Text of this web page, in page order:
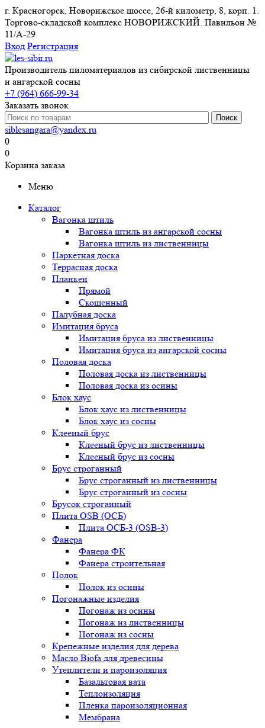
г. Красногорск, Новорижское шоссе, 26-й километр, 8, корп. 1.
Торгово-складской комплекс НОВОРИЖСКИЙ. Павильон №
11/A-29.
Вход Регистрация
Производитель пиломатериалов из сибирской лиственницы
и ангарской сосны
+7 (964) 666-99-34
Заказать звонок
siblesangara@yandex.ru
0
0
Корзина заказа
Меню
Каталог
Вагонка штиль
Вагонка штиль из ангарской сосны
Вагонка штиль из лиственницы
Паркетная доска
Террасная доска
Планкен
Прямой
Скошенный
Палубная доска
Имитация бруса
Имитация бруса из лиственницы
Имитация бруса из ангарской сосны
Половая доска
Половая доска из лиственницы
Половая доска из осины
Блок хаус
Блок хаус из лиственницы
Блок хаус из сосны
Клееный брус
Клееный брус из лиственницы
Клееный брус из сосны
Брус строганный
Брус строганный из лиственницы
Брус строганный из сосны
Брусок строганный
Плита OSB (ОСБ)
Плита ОСБ-3 (OSB-3)
Фанера
Фанера ФК
Фанера строительная
Полок
Полок из осины
Погонажные изделия
Погонаж из осины
Погонаж из лиственницы
Погонаж из сосны
Крепежные изделия для дерева
Масло Biofa для древесины
Утеплители и пароизоляция
Базальтовая вата
Теплоизоляция
Пленка пароизоляционная
Мембрана